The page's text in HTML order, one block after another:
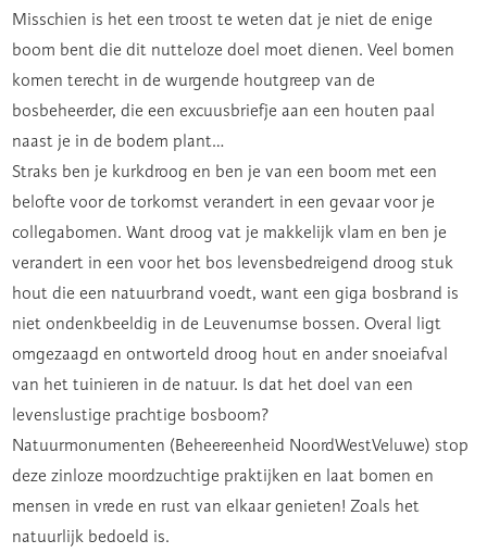
Misschien is het een troost te weten dat je niet de enige
boom bent die dit nutteloze doel moet dienen. Veel bomen
komen terecht in de wurgende houtgreep van de
bosbeheerder, die een excuusbriefje aan een houten paal
naast je in de bodem plant…
Straks ben je kurkdroog en ben je van een boom met een
belofte voor de torkomst verandert in een gevaar voor je
collegabomen. Want droog vat je makkelijk vlam en ben je
verandert in een voor het bos levensbedreigend droog stuk
hout die een natuurbrand voedt, want een giga bosbrand is
niet ondenkbeeldig in de Leuvenumse bossen. Overal ligt
omgezaagd en ontworteld droog hout en ander snoeiafval
van het tuinieren in de natuur. Is dat het doel van een
levenslustige prachtige bosboom?
Natuurmonumenten (Beheereenheid NoordWestVeluwe) stop
deze zinloze moordzuchtige praktijken en laat bomen en
mensen in vrede en rust van elkaar genieten! Zoals het
natuurlijk bedoeld is.